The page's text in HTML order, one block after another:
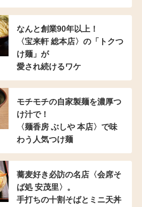
なんと創業90年以上！
〈宝来軒 総本店〉の 「トクつ
け麺」が
愛され続けるワケ
モチモチの自家製麺を濃厚つ
け汁で！
〈麺香房 ぶしや 本店〉 で味
わう人気つけ麺
蕎麦好き必訪の名店 〈会席そ
ば処 安茂里〉。
手打ちの十割そばと ミニ天丼